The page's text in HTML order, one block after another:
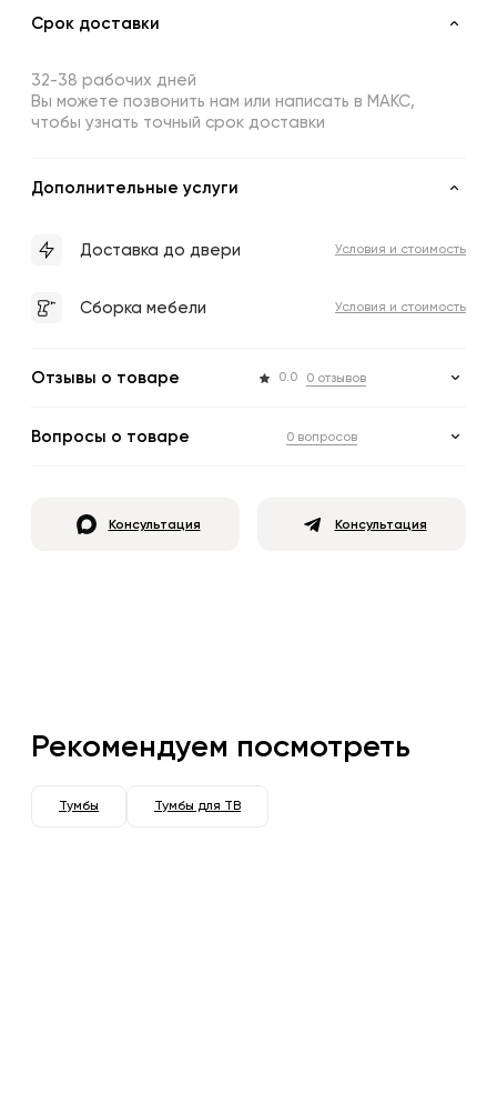
Срок доставки
32-38 рабочих дней
Вы можете позвонить нам или написать в МАКС,
чтобы узнать точный срок доставки
Дополнительные услуги
Доставка до двери Условия и стоимость
Сборка мебели Условия и стоимость
Отзывы о товаре 0.0 0 отзывов
Вопросы о товаре 0 вопросов
Консультация Консультация
Рекомендуем посмотреть
Тумбы Тумбы для ТВ